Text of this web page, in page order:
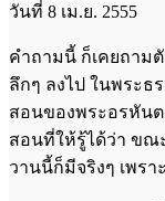
วันที่ 8 เม.ย. 2555
คำถามนี้ ก็เคยถาม
ลึกๆ ลงไป ในพระ
สอนของพระอรหันต
สอนที่ให้รู้ได้ว่า ขณ
วานนี้ก็มีจริงๆ เพร